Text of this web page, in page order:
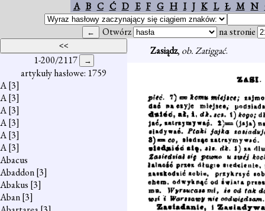
A B C Ć D E F G H I J K L Ł M N
Otwórz na stronie
1-200/2117
artykuły hasłowe: 1759
A[3]
A[3]
A[3]
A[3]
A[3]
A[3]
Abacus
Abaddon[3]
Abakus [3]
Aban[3]
Zasiądz, ob. Zatiggać.